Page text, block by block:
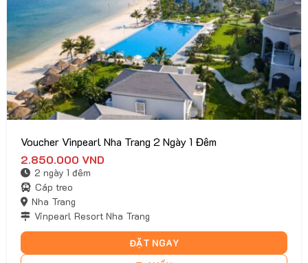
ĐẶT NGAY
Voucher Vinpearl Nha Trang 2 Ngày 1 Đêm
2.850.000 VND
2 ngày 1 đêm
Cáp treo
Nha Trang
Vinpearl Resort Nha Trang